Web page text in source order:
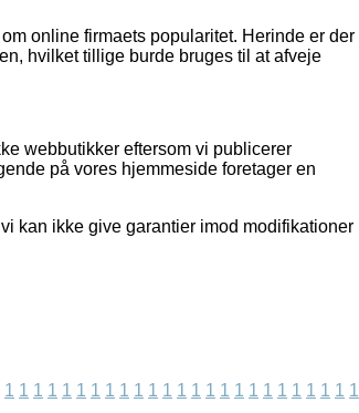
online firmaets popularitet. Herinde er der
hvilket tillige burde bruges til at afveje
webbutikker eftersom vi publicerer
på vores hjemmeside foretager en
kan ikke give garantier imod modifikationer
1 1 1 1 1 1 1 1 1 1 1 1 1 1 1 1 1 1 1 1 1 1 1 1 1